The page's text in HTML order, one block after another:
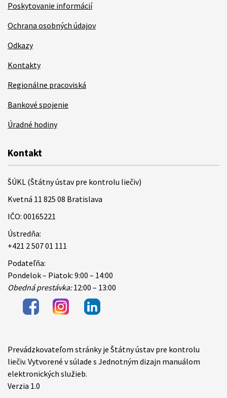
Poskytovanie informácií
Ochrana osobných údajov
Odkazy
Kontakty
Regionálne pracoviská
Bankové spojenie
Úradné hodiny
Kontakt
ŠÚKL (Štátny ústav pre kontrolu liečiv)
Kvetná 11 825 08 Bratislava
IČO: 00165221
Ústredňa:
+421 2 507 01 111
Podateľňa:
Pondelok – Piatok: 9:00 – 14:00
Obedná prestávka:12:00 – 13:00
Items
Prevádzkovateľom stránky je Štátny ústav pre kontrolu
liečiv. Vytvorené v súlade s Jednotným dizajn manuálom
elektronických služieb.
Verzia 1.0